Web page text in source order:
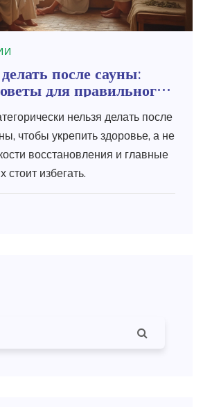
после сауны:
для правильного
нельзя делать после
чтобы укрепить здоровье, а не
восстановления и главные
избегать.